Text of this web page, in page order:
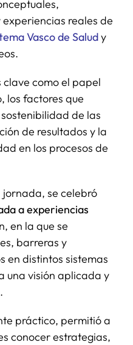
reales de
Vasco de Saludy
clave como el papel
los factores que
de las
de resultados y la
en los procesos de
se celebró
a experiencias
en la que se
barreras y
en distintos sistemas
una visión aplicada y
práctico, permitió a
conocer estrategias,